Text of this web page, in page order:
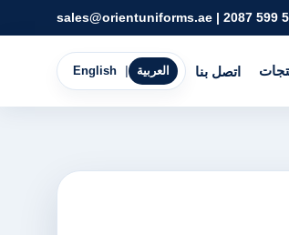
|
sales@orientuniforms.ae
اتصل بنا English العربية